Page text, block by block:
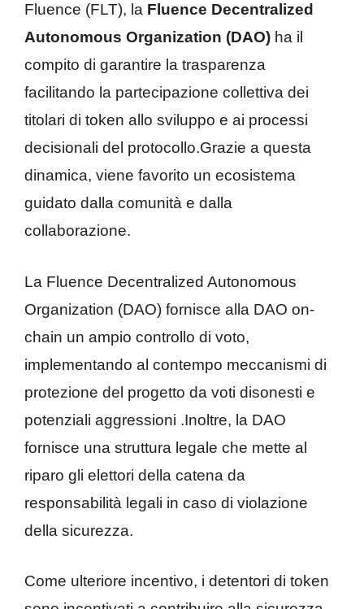
Fluence (FLT), la Fluence Decentralized
Autonomous Organization (DAO) ha il
compito di garantire la trasparenza
facilitando la partecipazione collettiva dei
titolari di token allo sviluppo e ai processi
decisionali del protocollo.Grazie a questa
dinamica, viene favorito un ecosistema
guidato dalla comunità e dalla
collaborazione.
La Fluence Decentralized Autonomous
Organization (DAO) fornisce alla DAO on-
chain un ampio controllo di voto,
implementando al contempo meccanismi di
protezione del progetto da voti disonesti e
potenziali aggressioni .Inoltre, la DAO
fornisce una struttura legale che mette al
riparo gli elettori della catena da
responsabilità legali in caso di violazione
della sicurezza.
Come ulteriore incentivo, i detentori di token